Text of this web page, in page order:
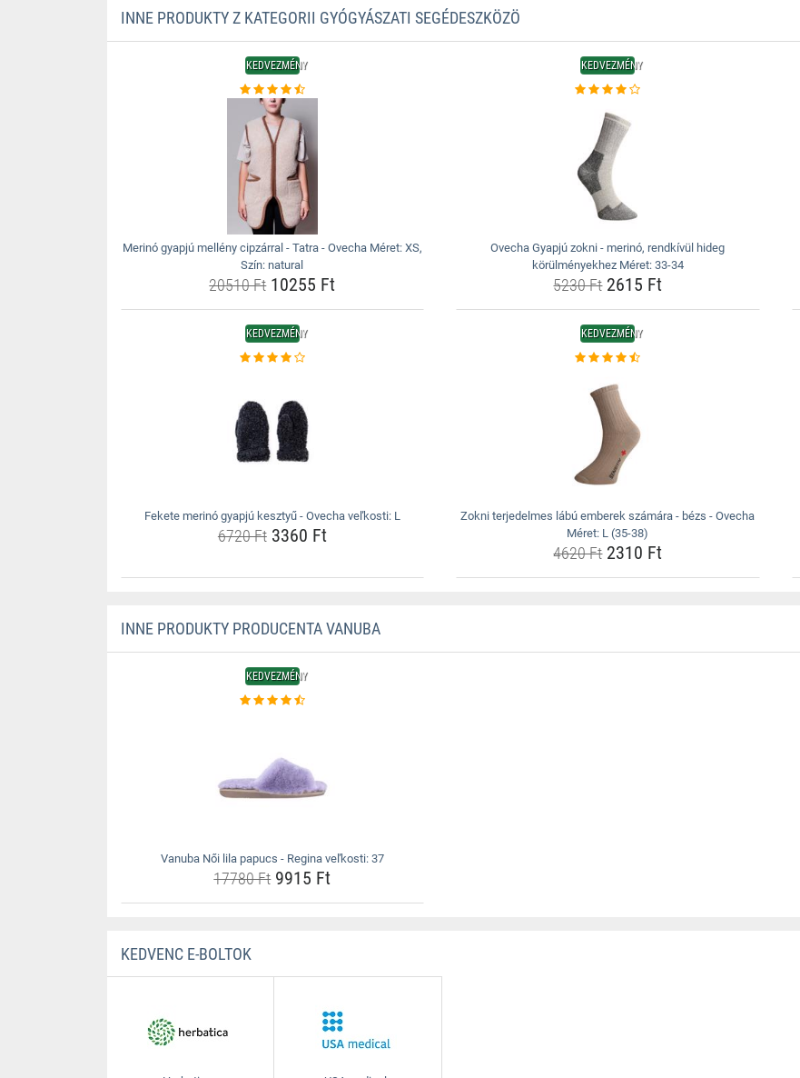
INNE PRODUKTY Z KATEGORII GYÓGYÁSZATI SEGÉDESZKÖZÖ
KEDVEZMÉNY
Merinó gyapjú mellény cipzárral - Tatra - Ovecha Méret: XS,
Szín: natural
20510 Ft10255 Ft
KEDVEZMÉNY
Ovecha Gyapjú zokni - merinó, rendkívül hideg
körülményekhez Méret: 33-34
5230 Ft2615 Ft
KEDVEZMÉNY
Fekete merinó gyapjú kesztyű - Ovecha veľkosti: L
6720 Ft3360 Ft
KEDVEZMÉNY
Zokni terjedelmes lábú emberek számára - bézs - Ovecha
Méret: L (35-38)
4620 Ft2310 Ft
INNE PRODUKTY PRODUCENTA VANUBA
KEDVEZMÉNY
Vanuba Női lila papucs - Regina veľkosti: 37
17780 Ft9915 Ft
KEDVENC E-BOLTOK